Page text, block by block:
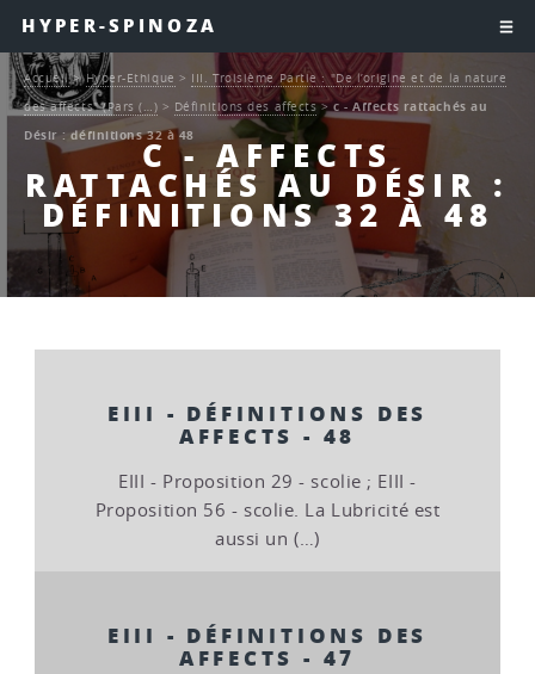
HYPER-SPINOZA
C - AFFECTS
RATTACHÉS AU DÉSIR :
DÉFINITIONS 32 À 48
Accueil>Hyper-Ethique > III. Troisième Partie : "De l’origine et de la nature
des affects" (Pars (…) > Définitions des affects>c - Affects rattachés au
Désir : définitions 32 à 48
EIII - DÉFINITIONS DES
AFFECTS - 48
EIII - Proposition 29 - scolie ; EIII -
Proposition 56 - scolie. La Lubricité est
aussi un (…)
EIII - DÉFINITIONS DES
AFFECTS - 47